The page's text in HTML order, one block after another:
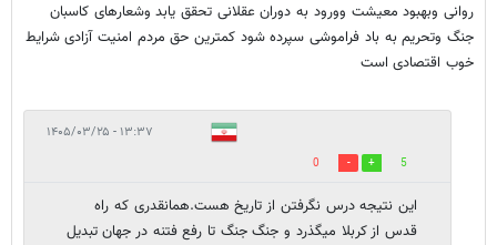
روانی وبهبود معیشت وورود به دوران عقلانی تحقق یابد وشعارهای کاسبان
جنگ وتحریم به باد فراموشی سپرده شود کمترین حق مردم امنیت آزادی شرایط
خوب اقتصادی است
۱۳:۳۷ - ۱۴۰۵/۰۳/۲۵
5
0
این نتیجه درس نگرفتن از تاریخ هست.همانقدری که راه
قدس از کربلا میگذرد و جنگ جنگ تا رفع فتنه در جهان تبدیل